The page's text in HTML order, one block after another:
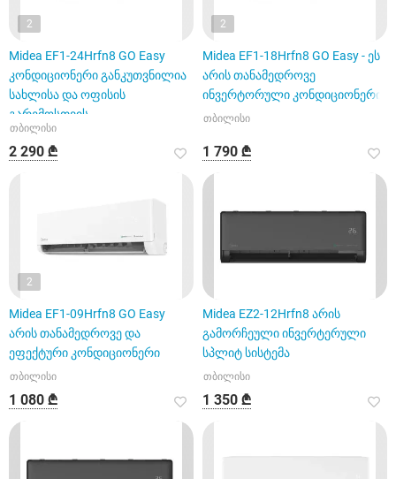
2
Midea EF1-24Hrfn8 GO Easy
კონდიციონერი განკუთვნილია
სახლისა და ოფისის
გარემოსთვის.
თბილისი
2 290 ₾
2
Midea EF1-18Hrfn8 GO Easy - ეს
არის თანამედროვე
ინვერტორული კონდიციონერი,
თბილისი
1 790 ₾
2
Midea EF1-09Hrfn8 GO Easy
არის თანამედროვე და
ეფექტური კონდიციონერი
თბილისი
1 080 ₾
Midea EZ2-12Hrfn8 არის
გამორჩეული ინვერტერული
სპლიტ სისტემა
თბილისი
1 350 ₾